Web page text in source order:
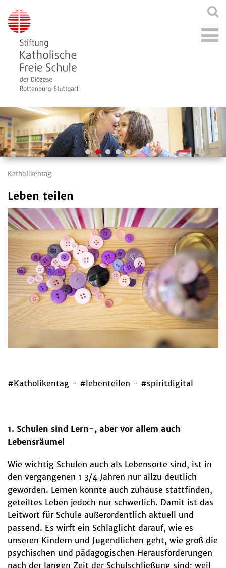
Katholikentag
Leben teilen
#Katholikentag - #lebenteilen - #spiritdigital
1. Schulen sind Lern-, aber vor allem auch
Lebensräume!
Wie wichtig Schulen auch als Lebensorte sind, ist in
den vergangenen 1 3/4 Jahren nur allzu deutlich
geworden. Lernen konnte auch zuhause stattfinden,
geteiltes Leben jedoch nur schwerlich. Damit ist das
Leitwort für Schule außerordentlich aktuell und
passend. Es wirft ein Schlaglicht darauf, wie es
unseren Kindern und Jugendlichen geht, wie groß die
psychischen und pädagogischen Herausforderungen
nach der langen Zeit der Schulschließung sind; weil